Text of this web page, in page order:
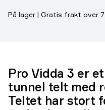
På lager | Gratis frakt over
Pro Vidda 3 er
tunnel telt med
Teltet har stort